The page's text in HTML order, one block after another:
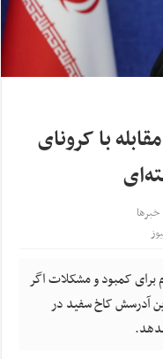
با کرونای
کمبود و مشکلات اگر
آدرسش کاخ سفید در